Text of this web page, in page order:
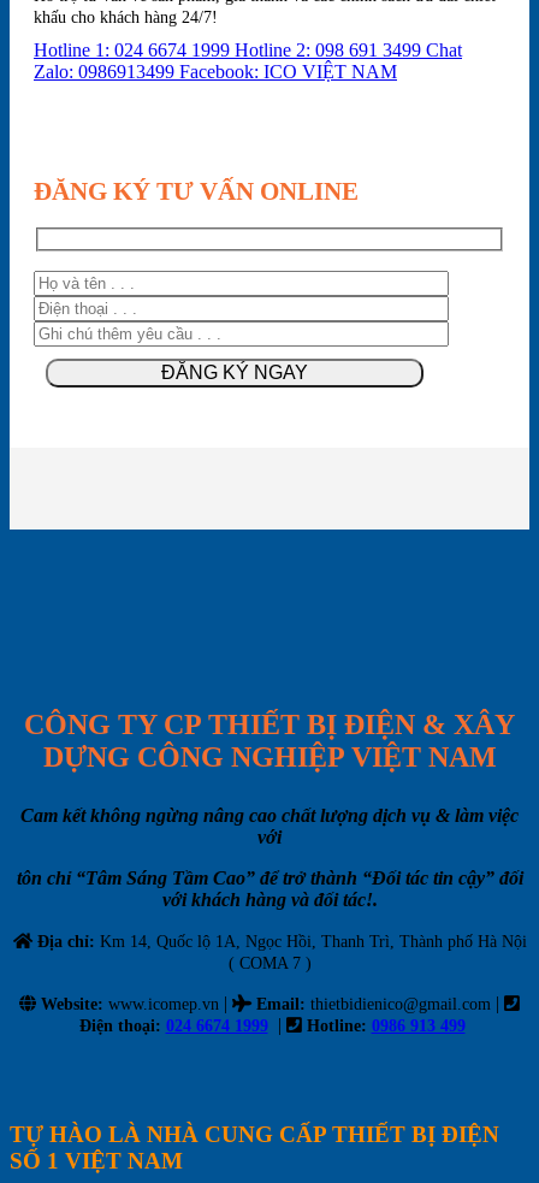
khấu cho khách hàng 24/7!
Hotline 1: 024 6674 1999 Hotline 2: 098 691 3499 Chat
Zalo: 0986913499 Facebook: ICO VIỆT NAM
ĐĂNG KÝ TƯ VẤN ONLINE
CÔNG TY CP THIẾT BỊ ĐIỆN & XÂY
DỰNG CÔNG NGHIỆP VIỆT NAM
Cam kết không ngừng nâng cao chất lượng dịch vụ & làm việc
với
tôn chỉ “Tâm Sáng Tầm Cao” để trở thành “Đối tác tin cậy” đối
với khách hàng và đối tác!.
Địa chỉ: Km 14, Quốc lộ 1A, Ngọc Hồi, Thanh Trì, Thành phố Hà Nội
( COMA 7 )
Website: www.icomep.vn | Email: thietbidienico@gmail.com |
Điện thoại: 024 6674 1999 | Hotline: 0986 913 499
TỰ HÀO LÀ NHÀ CUNG CẤP THIẾT BỊ ĐIỆN
SỐ 1 VIỆT NAM